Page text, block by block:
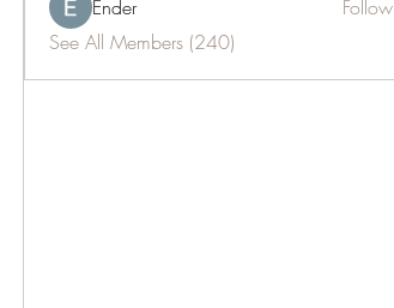
Ender
Follow
See All Members (240)